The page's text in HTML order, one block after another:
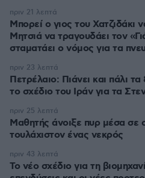
Μπορεί ο γιος του Χατζιδάκι
Μητσιά να τραγουδάει τον
σταματάει ο νόμος για τα
πριν 21 λεπτά
Πετρέλαιο: Πιάνει και πάλι
το σχέδιο του Ιράν για τα
πριν 23 λεπτά
Μαθητής άνοιξε πυρ μέσα σε
τουλάχιστον ένας νεκρός
πριν 25 λεπτά
Το νέο σχέδιο για τη
πριν 43 λεπτά